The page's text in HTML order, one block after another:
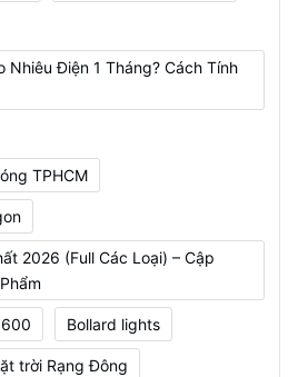
Nhiêu Điện 1 Tháng? Cách Tính
TPHCM
2026 (Full Các Loại) – Cập
Bollard lights
trời Rạng Đông